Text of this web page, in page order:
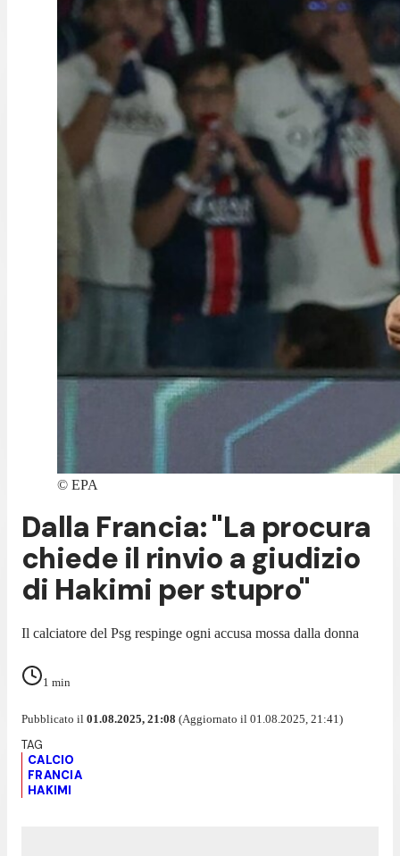
© EPA
Dalla Francia: "La procura
chiede il rinvio a giudizio
di Hakimi per stupro"
Il calciatore del Psg respinge ogni accusa mossa dalla donna
1 min
Pubblicato il 01.08.2025, 21:08 (Aggiornato il 01.08.2025, 21:41)
CALCIO
FRANCIA
HAKIMI